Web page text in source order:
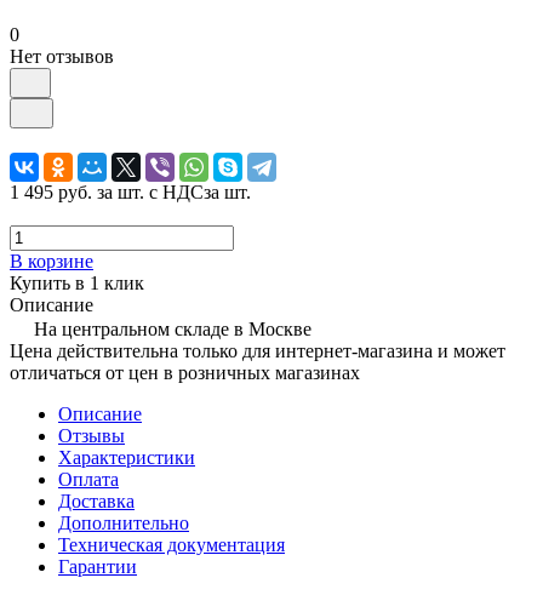
0
Нет отзывов
1 495 руб. за шт. с НДСза шт.
В корзине
Купить в 1 клик
Описание
На центральном складе в Москве
Цена действительна только для интернет-магазина и может
отличаться от цен в розничных магазинах
Описание
Отзывы
Характеристики
Оплата
Доставка
Дополнительно
Техническая документация
Гарантии